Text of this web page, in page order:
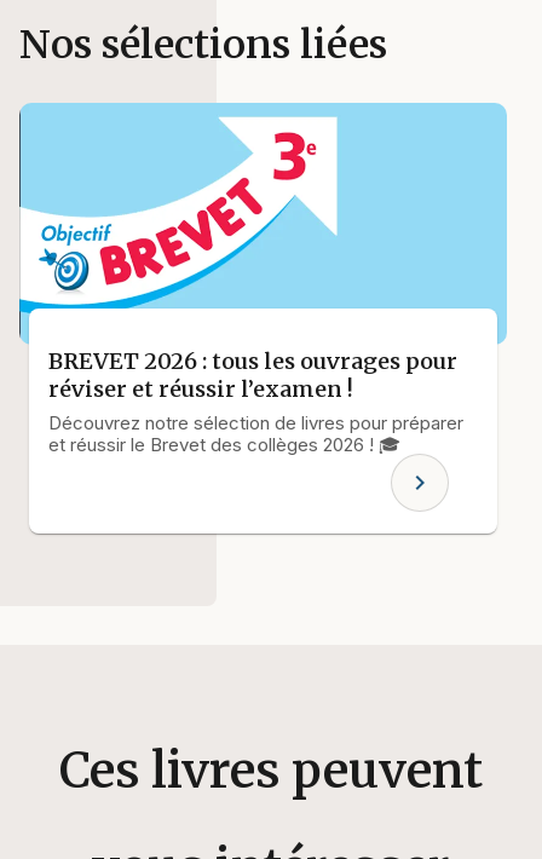
Nos sélections liées
BREVET 2026 : tous les ouvrages pour
réviser et réussir l’examen !
Découvrez notre sélection de livres pour préparer
et réussir le Brevet des collèges 2026 ! 🎓
chevron_right
Ces livres peuvent